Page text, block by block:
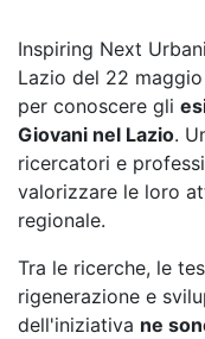
Inspiring Next
Lazio del 22
per conoscere gli
Giovani nel Lazio.
ricercatori e
valorizzare le loro
regionale.
Tra le ricerche, le
rigenerazione e
dell'iniziativa ne